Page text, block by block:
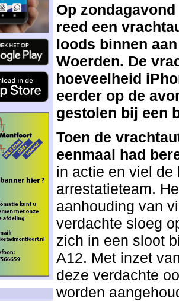
Op
reed een
loods binnen
Woerden. De
hoeveelheid
eerder op de
gestolen bij een
Toen de
eenmaal had
in actie en viel de
arrestatieteam.
aanhouding van
verdachte sloeg
zich in een sloot
A12. Met inzet
deze verdachte
worden